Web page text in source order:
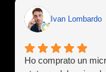
Ivan Lombardo
Ho comprato un